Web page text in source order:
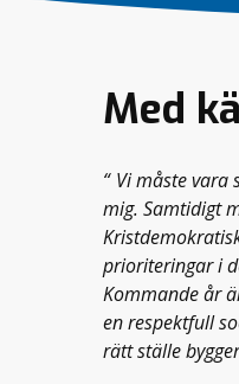
Med
Vi måste vara
mig. Samtidigt
prioriteringar i
Kommande år
en respektfull
rätt ställe